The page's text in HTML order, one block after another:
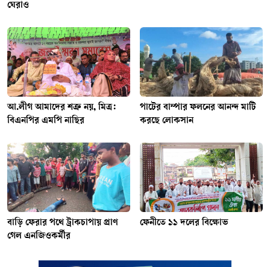
ঘেরাও
আ.লীগ আমাদের শত্রু নয়, মিত্র:
বিএনপির এমপি নাছির
পাটের বাম্পার ফলনের আনন্দ মাটি
করছে লোকসান
বাড়ি ফেরার পথে ট্রাকচাপায় প্রাণ
গেল এনজিওকর্মীর
ফেনীতে ১১ দলের বিক্ষোভ